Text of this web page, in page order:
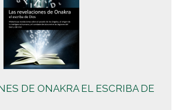
DE ONAKRA EL ESCRIBA DE